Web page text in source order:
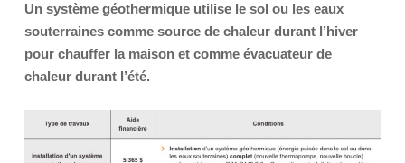
Un système géothermique utilise le sol ou les eaux
souterraines comme source de chaleur durant l’hiver
pour chauffer la maison et comme évacuateur de
chaleur durant l’été.